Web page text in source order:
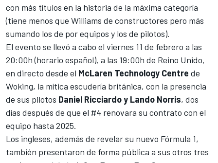
con más títulos en la historia de la máxima categoría
(tiene menos que Williams de constructores pero más
sumando los de por equipos y los de pilotos).
El evento se llevó a cabo el viernes 11 de febrero a las
20:00h (horario español), a las 19:00h de Reino Unido,
en directo desde el McLaren Technology Centre de
Woking, la mítica escudería británica, con la presencia
de sus pilotos Daniel Ricciardo y Lando Norris, dos
días después de que el #4 renovara su contrato con el
equipo hasta 2025.
Los ingleses, además de revelar su nuevo Fórmula 1,
también presentaron de forma pública a sus otros tres